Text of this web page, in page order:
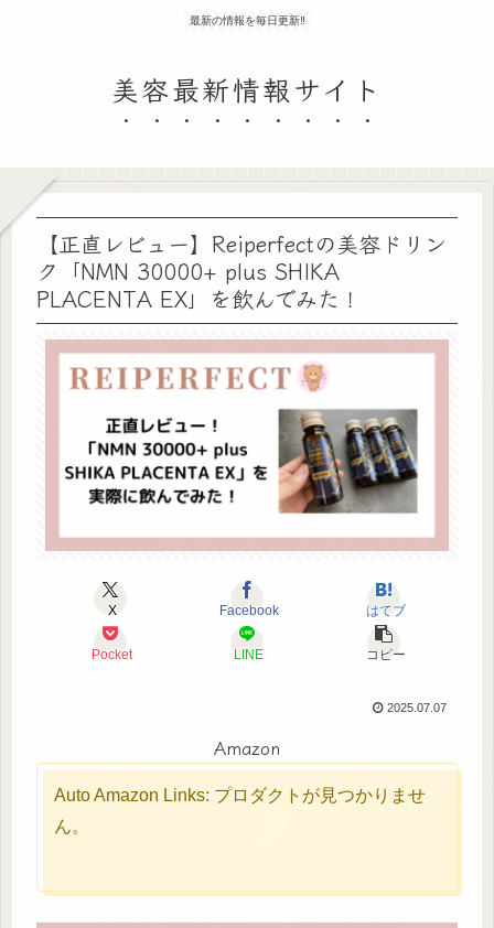
最新の情報を毎日更新‼
美容最新情報サイト
【正直レビュー】Reiperfectの美容ドリン
ク「NMN 30000+ plus SHIKA
PLACENTA EX」を飲んでみた！
X Facebook はてブ
Pocket LINE コピー
2025.07.07
Amazon
Auto Amazon Links: プロダクトが見つかりませ
ん。